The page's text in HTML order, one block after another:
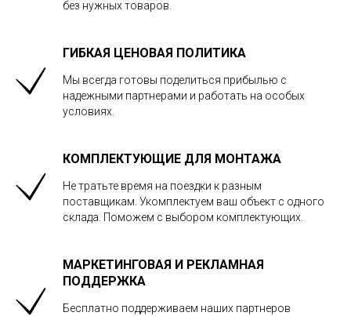
без нужных товаров.
ГИБКАЯ ЦЕНОВАЯ ПОЛИТИКА
Мы всегда готовы поделиться прибылью с
надежными партнерами и работать на особых
условиях.
КОМПЛЕКТУЮЩИЕ ДЛЯ МОНТАЖА
Не тратьте время на поездки к разным
поставщикам. Укомплектуем ваш объект с одного
склада. Поможем с выбором комплектующих.
МАРКЕТИНГОВАЯ И РЕКЛАМНАЯ
ПОДДЕРЖКА
Бесплатно поддерживаем наших партнеров